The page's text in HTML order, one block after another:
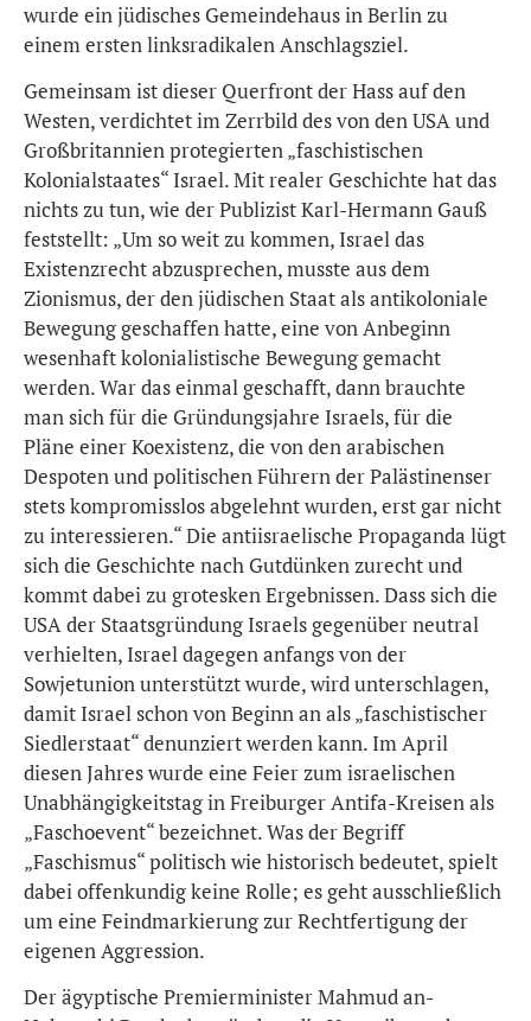
wurde ein jüdisches Gemeindehaus in Berlin zu
einem ersten linksradikalen Anschlagsziel.
Gemeinsam ist dieser Querfront der Hass auf den
Westen, verdichtet im Zerrbild des von den USA und
Großbritannien protegierten „faschistischen
Kolonialstaates“ Israel. Mit realer Geschichte hat das
nichts zu tun, wie der Publizist Karl-Hermann Gauß
feststellt: „Um so weit zu kommen, Israel das
Existenzrecht abzusprechen, musste aus dem
Zionismus, der den jüdischen Staat als antikoloniale
Bewegung geschaffen hatte, eine von Anbeginn
wesenhaft kolonialistische Bewegung gemacht
werden. War das einmal geschafft, dann brauchte
man sich für die Gründungsjahre Israels, für die
Pläne einer Koexistenz, die von den arabischen
Despoten und politischen Führern der Palästinenser
stets kompromisslos abgelehnt wurden, erst gar nicht
zu interessieren.“ Die antiisraelische Propaganda lügt
sich die Geschichte nach Gutdünken zurecht und
kommt dabei zu grotesken Ergebnissen. Dass sich die
USA der Staatsgründung Israels gegenüber neutral
verhielten, Israel dagegen anfangs von der
Sowjetunion unterstützt wurde, wird unterschlagen,
damit Israel schon von Beginn an als „faschistischer
Siedlerstaat“ denunziert werden kann. Im April
diesen Jahres wurde eine Feier zum israelischen
Unabhängigkeitstag in Freiburger Antifa-Kreisen als
„Faschoevent“ bezeichnet. Was der Begriff
„Faschismus“ politisch wie historisch bedeutet, spielt
dabei offenkundig keine Rolle; es geht ausschließlich
um eine Feindmarkierung zur Rechtfertigung der
eigenen Aggression.
Der ägyptische Premierminister Mahmud an-